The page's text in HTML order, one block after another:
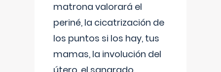
matrona valorará el
periné, la cicatrización de
los puntos si los hay, tus
mamas, la involución del